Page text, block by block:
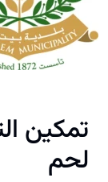
تمكين
لحم